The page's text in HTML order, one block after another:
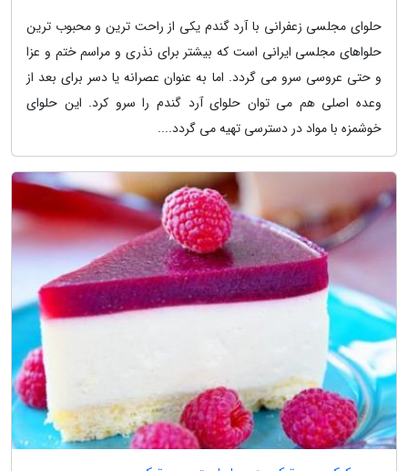
حلوای مجلسی زعفرانی با آرد گندم یکی از راحت ترین و محبوب ترین
حلواهای مجلسی ایرانی است که بیشتر برای نذری و مراسم ختم و عزا
و حتی عروسی سرو می گردد. اما به عنوان عصرانه یا دسر برای بعد از
وعده اصلی هم می توان حلوای آرد گندم را سرو کرد. این حلوای
خوشمزه با مواد در دسترسی تهیه می گردد....